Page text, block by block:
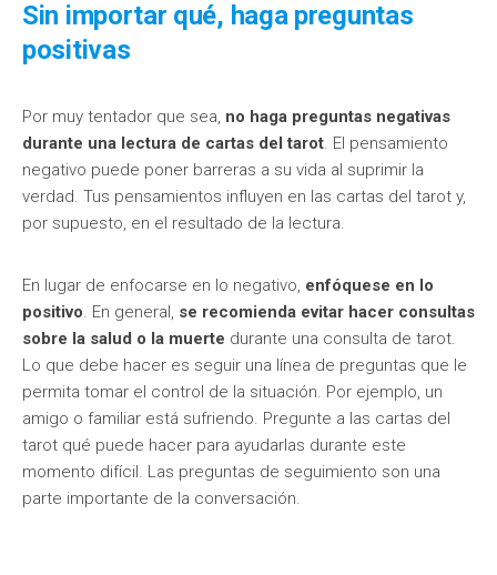
Sin importar qué, haga preguntas
positivas
Por muy tentador que sea, no haga preguntas negativas
durante una lectura de cartas del tarot . El pensamiento
negativo puede poner barreras a su vida al suprimir la
verdad. Tus pensamientos influyen en las cartas del tarot y,
por supuesto, en el resultado de la lectura.
En lugar de enfocarse en lo negativo, enfóquese en lo
positivo . En general, se recomienda evitar hacer consultas
sobre la salud o la muerte durante una consulta de tarot.
Lo que debe hacer es seguir una línea de preguntas que le
permita tomar el control de la situación. Por ejemplo, un
amigo o familiar está sufriendo. Pregunte a las cartas del
tarot qué puede hacer para ayudarlas durante este
momento difícil. Las preguntas de seguimiento son una
parte importante de la conversación.